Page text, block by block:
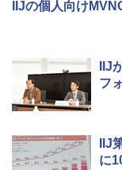
IIJの個人向け
IIJ
フ
IIJ
に